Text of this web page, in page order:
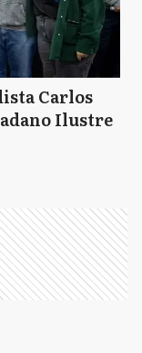
Carlos
Ilustre